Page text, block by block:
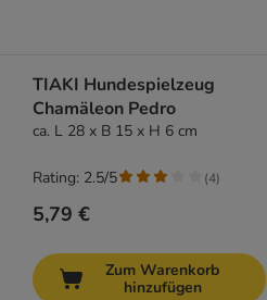
TIAKI Hundespielzeug
Chamäleon Pedro
ca. L 28 x B 15 x H 6 cm
5,79 €
Rating: 2.5/5 (4)
Zum Warenkorb
hinzufügen